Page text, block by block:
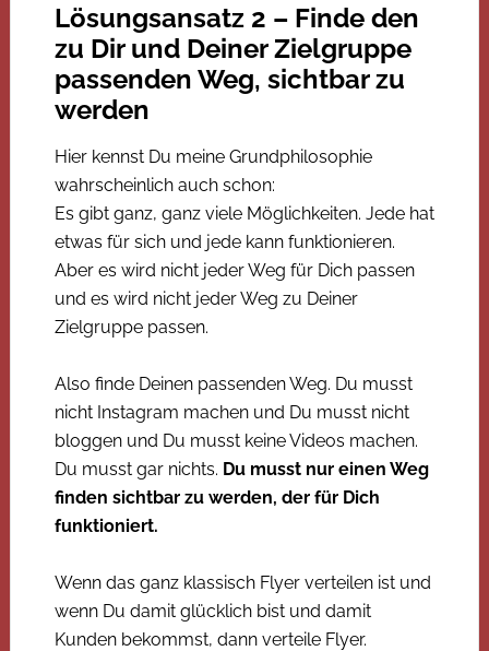
Lösungsansatz 2 – Finde den
zu Dir und Deiner Zielgruppe
passenden Weg, sichtbar zu
werden
Hier kennst Du meine Grundphilosophie
wahrscheinlich auch schon:
Es gibt ganz, ganz viele Möglichkeiten. Jede hat
etwas für sich und jede kann funktionieren.
Aber es wird nicht jeder Weg für Dich passen
und es wird nicht jeder Weg zu Deiner
Zielgruppe passen.
Also finde Deinen passenden Weg. Du musst
nicht Instagram machen und Du musst nicht
bloggen und Du musst keine Videos machen.
Du musst gar nichts. Du musst nur einen Weg
finden sichtbar zu werden, der für Dich
funktioniert.
Wenn das ganz klassisch Flyer verteilen ist und
wenn Du damit glücklich bist und damit
Kunden bekommst, dann verteile Flyer.